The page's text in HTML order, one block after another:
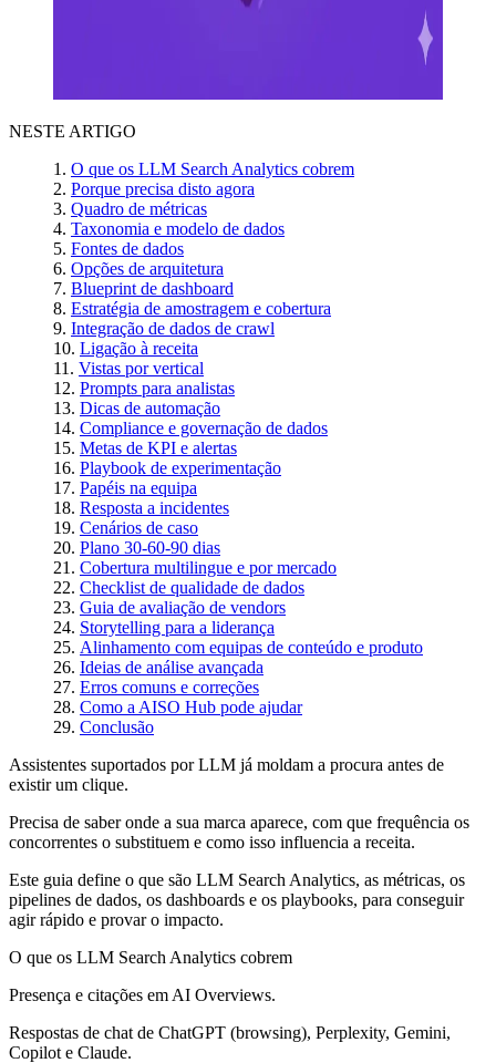
NESTE ARTIGO
O que os LLM Search Analytics cobrem
Porque precisa disto agora
Quadro de métricas
Taxonomia e modelo de dados
Fontes de dados
Opções de arquitetura
Blueprint de dashboard
Estratégia de amostragem e cobertura
Integração de dados de crawl
Ligação à receita
Vistas por vertical
Prompts para analistas
Dicas de automação
Compliance e governação de dados
Metas de KPI e alertas
Playbook de experimentação
Papéis na equipa
Resposta a incidentes
Cenários de caso
Plano 30-60-90 dias
Cobertura multilingue e por mercado
Checklist de qualidade de dados
Guia de avaliação de vendors
Storytelling para a liderança
Alinhamento com equipas de conteúdo e produto
Ideias de análise avançada
Erros comuns e correções
Como a AISO Hub pode ajudar
Conclusão
Assistentes suportados por LLM já moldam a procura antes de
existir um clique.
Precisa de saber onde a sua marca aparece, com que frequência os
concorrentes o substituem e como isso influencia a receita.
Este guia define o que são LLM Search Analytics, as métricas, os
pipelines de dados, os dashboards e os playbooks, para conseguir
agir rápido e provar o impacto.
O que os LLM Search Analytics cobrem
Presença e citações em AI Overviews.
Respostas de chat de ChatGPT (browsing), Perplexity, Gemini,
Copilot e Claude.